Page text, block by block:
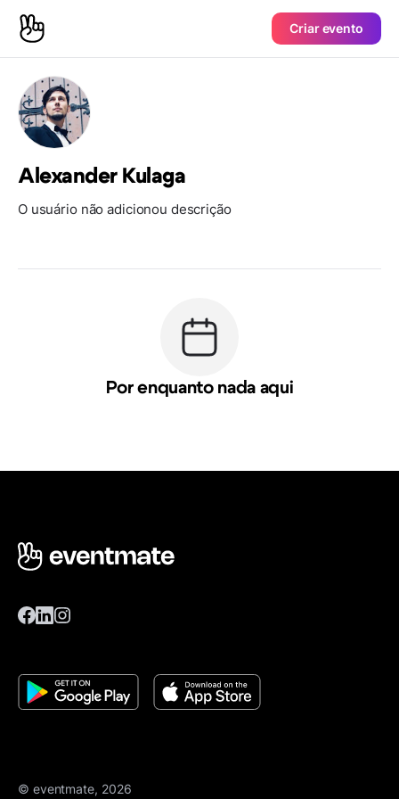
Criar evento
Alexander Kulaga
O usuário não adicionou descrição
Por enquanto nada aqui
© eventmate, 2026